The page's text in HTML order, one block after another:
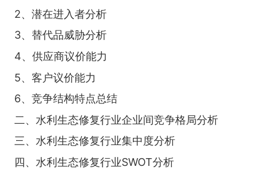
2、潜在进入者分析
3、替代品威胁分析
4、供应商议价能力
5、客户议价能力
6、竞争结构特点总结
二、水利生态修复行业企业间竞争格局分析
三、水利生态修复行业集中度分析
四、水利生态修复行业SWOT分析